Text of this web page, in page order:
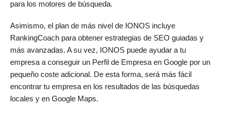
para los motores de búsqueda.
Asimismo, el plan de más nivel de IONOS incluye
RankingCoach para obtener estrategias de SEO guiadas y
más avanzadas. A su vez, IONOS puede ayudar a tu
empresa a conseguir un Perfil de Empresa en Google por un
pequeño coste adicional. De esta forma, será más fácil
encontrar tu empresa en los resultados de las búsquedas
locales y en Google Maps.